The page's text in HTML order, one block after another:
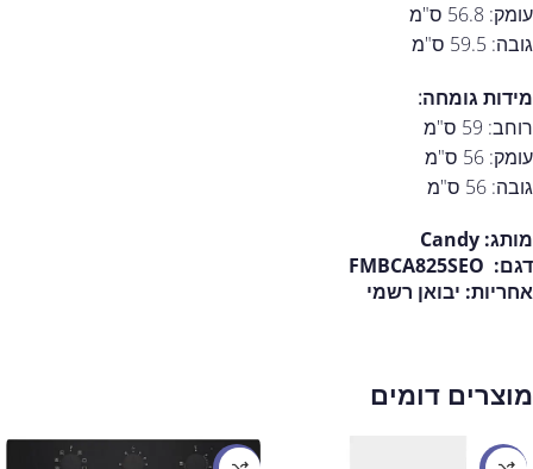
עומק: 56.8 ס"מ
גובה: 59.5 ס"מ
מידות גומחה:
רוחב: 59 ס"מ
עומק: 56 ס"מ
גובה: 56 ס"מ
מותג: Candy
דגם:
אחריות: יבואן רשמי
מוצרים דומים